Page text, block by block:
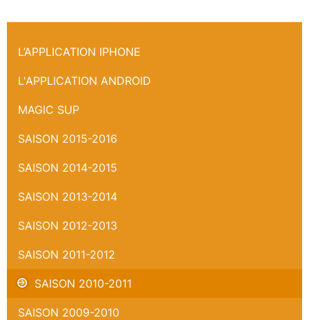
L’APPLICATION IPHONE
L'APPLICATION ANDROID
MAGIC SUP
SAISON 2015-2016
SAISON 2014-2015
SAISON 2013-2014
SAISON 2012-2013
SAISON 2011-2012
SAISON 2010-2011
SAISON 2009-2010